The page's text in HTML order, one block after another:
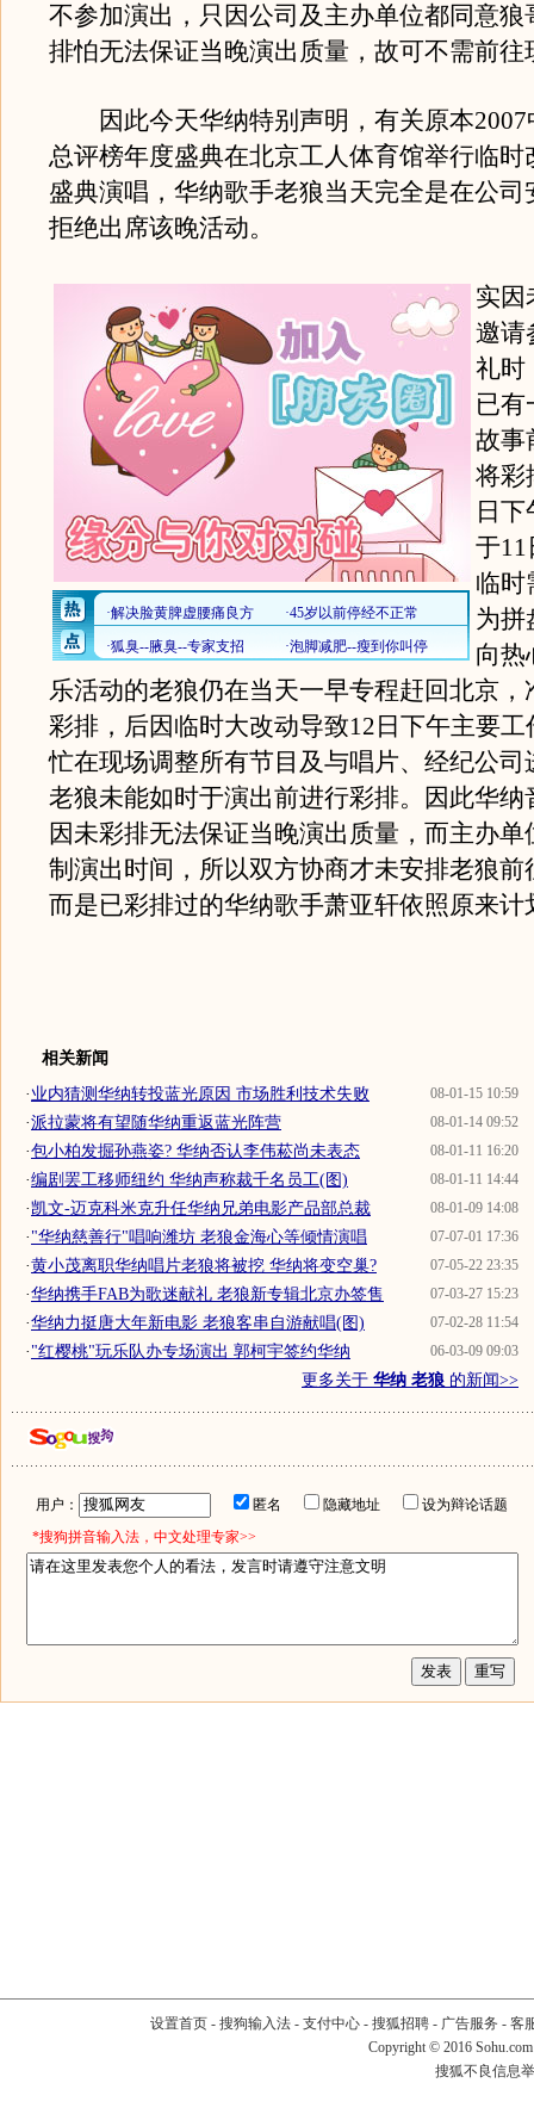
不参加演出，只因公司及主办单位都同意狼
排怕无法保证当晚演出质量，故可不需前往
因此今天华纳特别声明，有关原本2007
总评榜年度盛典在北京工人体育馆举行临时
盛典演唱，华纳歌手老狼当天完全是在公司
拒绝出席该晚活动。
实因
邀请
礼时
已有
故事
将彩
日
于11
临时
为拼
向热
乐活动的老狼仍在当天一早专程赶回北京，
彩排，后因临时大改动导致12日下午主要
忙在现场调整所有节目及与唱片、经纪公司
老狼未能如时于演出前进行彩排。因此华纳
因未彩排无法保证当晚演出质量，而主办单
制演出时间，所以双方协商才未安排老狼前
而是已彩排过的华纳歌手萧亚轩依照原来计
相关新闻
08-01-15 10:59
·业内猜测华纳转投蓝光原因 市场胜利技术失败
08-01-14 09:52
·派拉蒙将有望随华纳重返蓝光阵营
08-01-11 16:20
·包小柏发掘孙燕姿? 华纳否认李伟菘尚未表态
08-01-11 14:44
·编剧罢工移师纽约 华纳声称裁千名员工(图)
08-01-09 14:08
·凯文-迈克科米克升任华纳兄弟电影产品部总裁
07-07-01 17:36
·"华纳慈善行"唱响潍坊 老狼金海心等倾情演唱
07-05-22 23:35
·黄小茂离职华纳唱片老狼将被挖 华纳将变空巢?
07-03-27 15:23
·华纳携手FAB为歌迷献礼 老狼新专辑北京办签售
07-02-28 11:54
·华纳力挺唐大年新电影 老狼客串自游献唱(图)
06-03-09 09:03
·"红樱桃"玩乐队办专场演出 郭柯宇签约华纳
更多关于 华纳 老狼 的新闻>>
用户： 匿名 隐藏地址
设为辩论话题
*搜狗拼音输入法，中文处理专家>>
设置首页- 搜狗输入法- 支付中心- 搜狐招聘- 广告服务 - 客
Copyright © 2016
搜狐不良信息